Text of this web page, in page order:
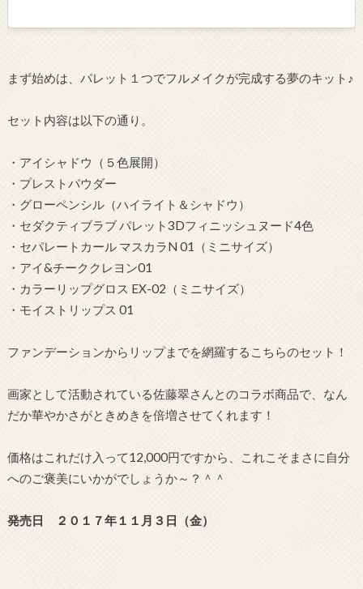
まず始めは、パレット１つでフルメイクが完成する夢のキット♪
セット内容は以下の通り。
・アイシャドウ（５色展開）
・プレストパウダー
・グローペンシル（ハイライト＆シャドウ）
・セダクティブラブ パレット3Dフィニッシュヌード4色
・セパレートカール マスカラN 01（ミニサイズ）
・アイ&チーククレヨン01
・カラーリップグロス EX-02（ミニサイズ）
・モイストリップス 01
ファンデーションからリップまでを網羅するこちらのセット！
画家として活動されている佐藤翠さんとのコラボ商品で、なん
だか華やかさがときめきを倍増させてくれます！
価格はこれだけ入って12,000円ですから、これこそまさに自分
へのご褒美にいかがでしょうか～？＾＾
発売日 ２０１７年１１月３日（金）